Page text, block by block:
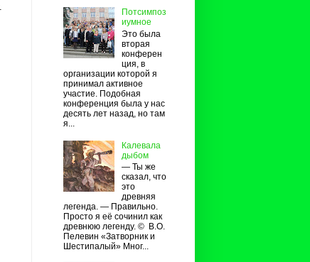
Потсимпоз
иумное
Это была
вторая
конферен
ция, в
организации которой я
принимал активное
участие. Подобная
конференция была у нас
десять лет назад, но там
я...
Калевала
дыбом
— Ты же
сказал, что
это
древняя
легенда. — Правильно.
Просто я её сочинил как
древнюю легенду. © В.О.
Пелевин «Затворник и
Шестипалый» Мног...